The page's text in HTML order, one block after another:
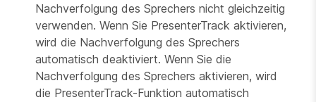
Nachverfolgung des Sprechers nicht gleichzeitig
verwenden. Wenn Sie PresenterTrack aktivieren,
wird die Nachverfolgung des Sprechers
automatisch deaktiviert. Wenn Sie die
Nachverfolgung des Sprechers aktivieren, wird
die PresenterTrack-Funktion automatisch